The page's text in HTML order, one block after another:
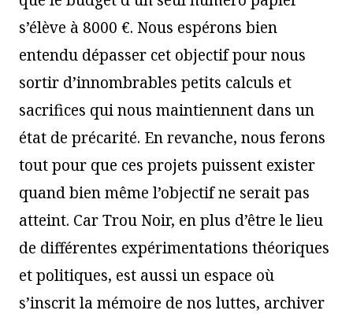
s’élève à 8000 €. Nous espérons bien
entendu dépasser cet objectif pour nous
sortir d’innombrables petits calculs et
sacrifices qui nous maintiennent dans un
état de précarité. En revanche, nous ferons
tout pour que ces projets puissent exister
quand bien même l’objectif ne serait pas
atteint. Car Trou Noir, en plus d’être le lieu
de différentes expérimentations théoriques
et politiques, est aussi un espace où
s’inscrit la mémoire de nos luttes, archiver